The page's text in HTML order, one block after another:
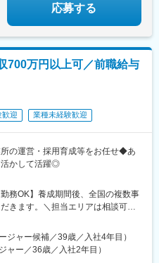
タジアムシティノース駅、いづろ
応募する
700万円以上可／前職給与
歓迎 業種未経験歓迎
所の運営・採用育成等をお任せ◆あ
活かして活躍◎
務OK】養成期間後、全国の複数事
きます。＼担当エリアは相談可
東京、横浜、埼玉、福岡の事業所
わせて、お住まいのエリアで行う
ジャー候補／39歳／入社4年目）
ャー／36歳／入社2年目）